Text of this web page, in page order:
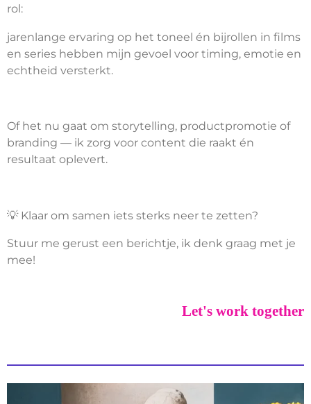
rol:
jarenlange ervaring op het toneel én bijrollen in films
en series hebben mijn gevoel voor timing, emotie en
echtheid versterkt.
Of het nu gaat om storytelling, productpromotie of
branding — ik zorg voor content die raakt én
resultaat oplevert.
💡 Klaar om samen iets sterks neer te zetten?
Stuur me gerust een berichtje, ik denk graag met je
mee!
Let's work together